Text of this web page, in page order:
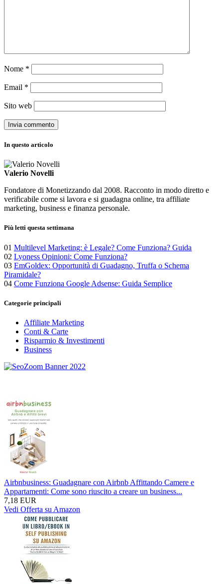
Nome *
Email *
Sito web
In questo articolo
Valerio Novelli
Fondatore di Monetizzando dal 2008. Racconto in modo diretto e
verificabile come si lavora e si guadagna online, tra affiliate
marketing, business e finanza personale.
Più letti questa settimana
01 Multilevel Marketing: è Legale? Come Funziona? Guida
02 Lyoness Opinioni: Come Funziona?
03 EmGoldex: Opportunità di Guadagno, Truffa o Schema
Piramidale?
04 Come Funziona Google Adsense: Guida Semplice
Categorie principali
Affiliate Marketing
Conti & Carte
Risparmio & Investimenti
Business
Airbnbusiness: Guadagnare con Airbnb Affittando Camere e
Appartamenti: Come sono riuscito a creare un business...
7,18 EUR
Vedi Offerta su Amazon